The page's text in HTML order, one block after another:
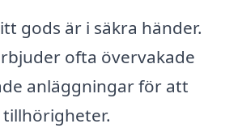
gods är i säkra händer.
ofta övervakade
anläggningar för att